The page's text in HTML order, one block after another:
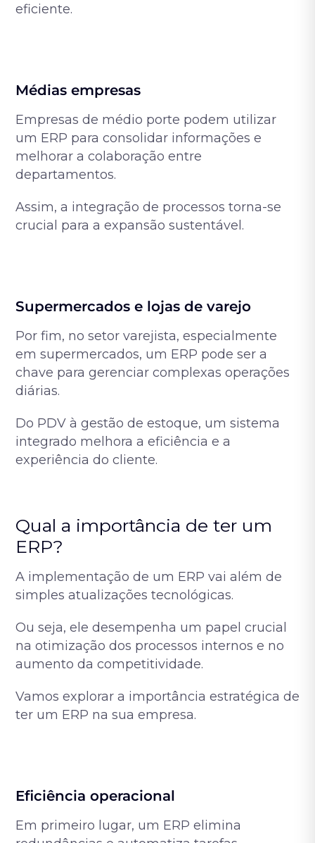
eficiente.
Médias empresas
Empresas de médio porte podem utilizar
um ERP para consolidar informações e
melhorar a colaboração entre
departamentos.
Assim, a integração de processos torna-se
crucial para a expansão sustentável.
Supermercados e lojas de varejo
Por fim, no setor varejista, especialmente
em supermercados, um ERP pode ser a
chave para gerenciar complexas operações
diárias.
Do PDV à gestão de estoque, um sistema
integrado melhora a eficiência e a
experiência do cliente.
Qual a importância de ter um
ERP?
A implementação de um ERP vai além de
simples atualizações tecnológicas.
Ou seja, ele desempenha um papel crucial
na otimização dos processos internos e no
aumento da competitividade.
Vamos explorar a importância estratégica de
ter um ERP na sua empresa.
Eficiência operacional
Em primeiro lugar, um ERP elimina